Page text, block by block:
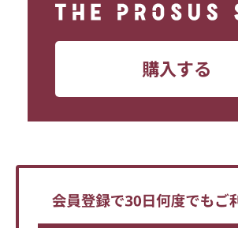
購入する